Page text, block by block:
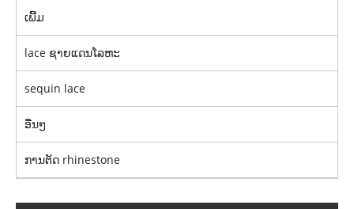
ເພີ້ມ
lace ຊາຍແດນໂລຫະ
sequin lace
ອື່ນໆ
ການຕັດ rhinestone